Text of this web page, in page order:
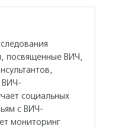
посвященные ВИЧ,
ВИЧ-
социальных
с ВИЧ-
мониторинг